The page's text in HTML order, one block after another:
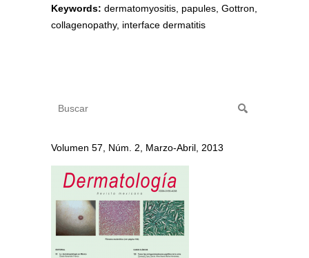
Keywords: dermatomyositis, papules, Gottron,
collagenopathy, interface dermatitis
Volumen 57, Núm. 2, Marzo-Abril, 2013